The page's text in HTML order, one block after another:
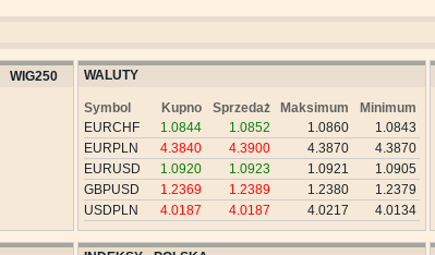
WIG250 WALUTY
Symbol Kupno Sprzedaż Maksimum
Minimum
EURCHF
1.0844 1.0852 1.0860
1.0843
EURPLN
4.3840 4.3900 4.3870
4.3870
EURUSD
1.0920 1.0923 1.0921
1.0905
GBPUSD
1.2369 1.2389 1.2380
1.2379
USDPLN
4.0187 4.0187 4.0217 4.0134